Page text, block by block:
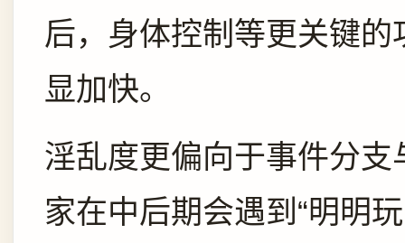
后，身体控制等更关键
显加快。
淫乱度更偏向于事件分
家在中后期会遇到“明明